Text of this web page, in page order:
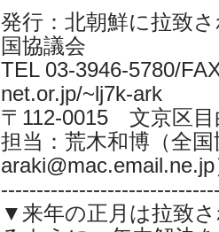
発行：北朝鮮に拉致
国協議会
TEL 03-3946-5780/
net.or.jp/~lj7k-ark
〒112-0015 文京区
担当：荒木和博（全
▼来年の正月は拉致